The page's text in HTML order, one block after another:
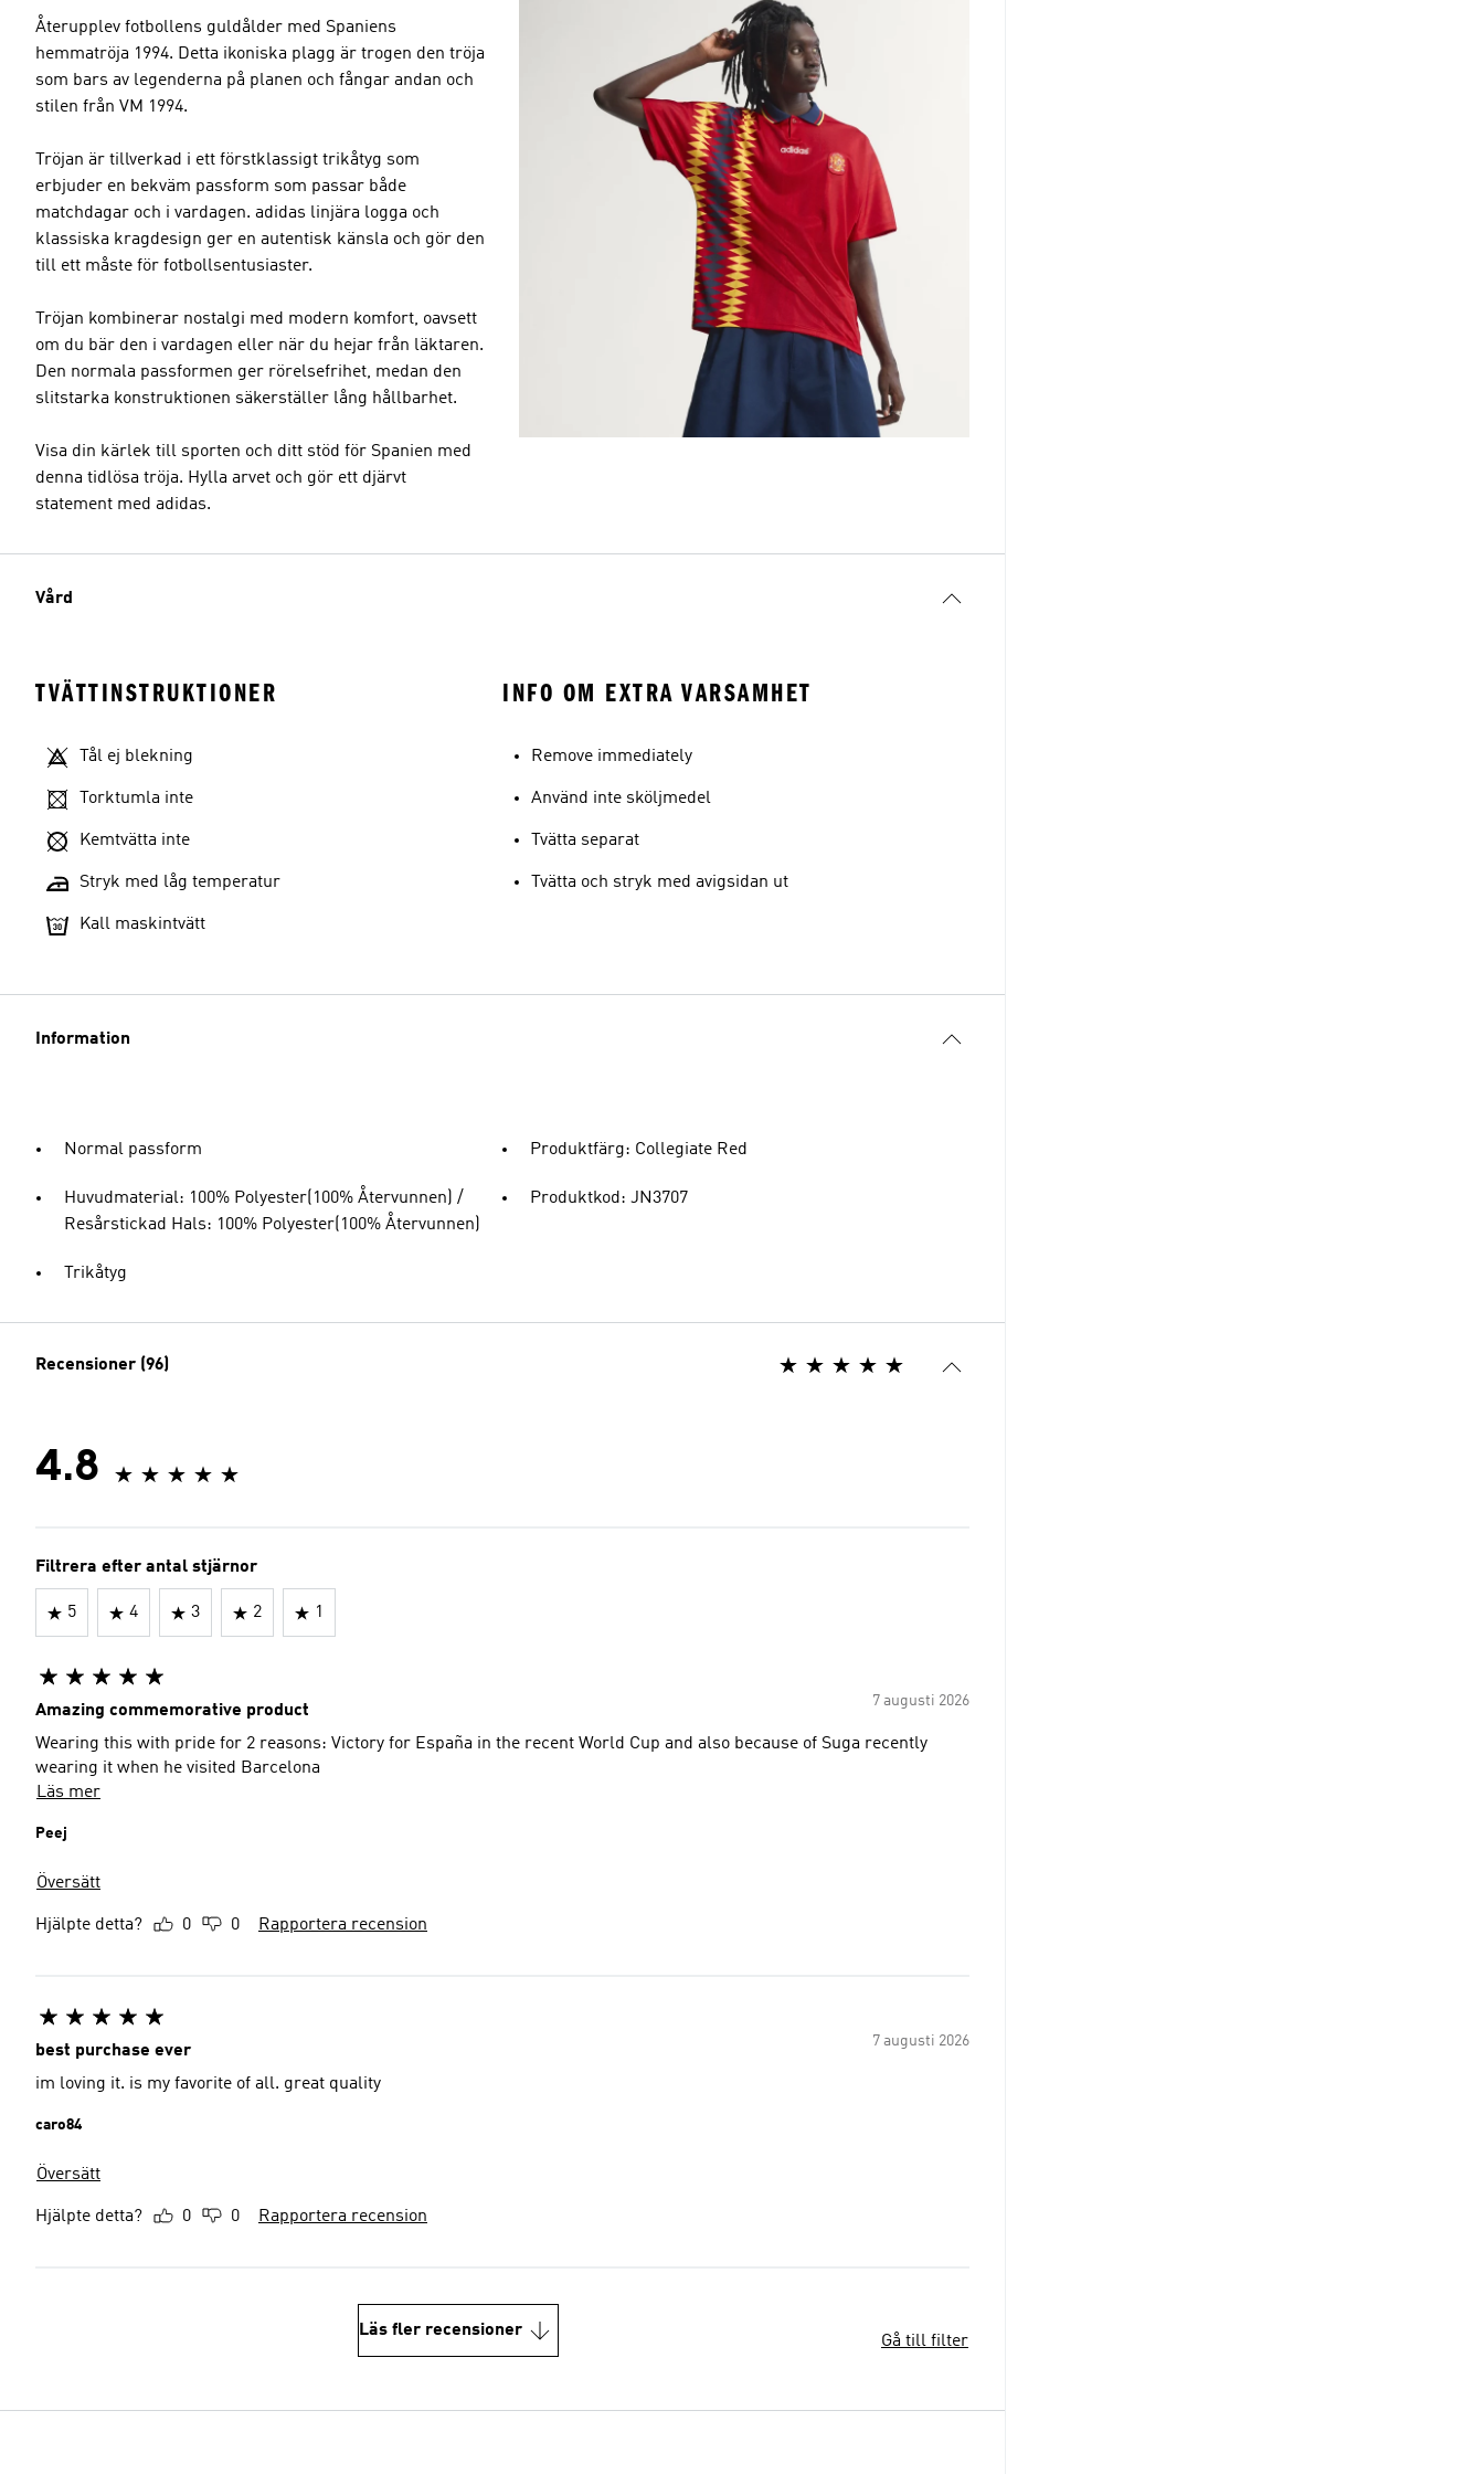
Återupplev fotbollens guldålder med Spaniens
hemmatröja 1994. Detta ikoniska plagg är trogen den tröja
som bars av legenderna på planen och fångar andan och
stilen från VM 1994.
Tröjan är tillverkad i ett förstklassigt trikåtyg som
erbjuder en bekväm passform som passar både
matchdagar och i vardagen. adidas linjära logga och
klassiska kragdesign ger en autentisk känsla och gör den
till ett måste för fotbollsentusiaster.
Tröjan kombinerar nostalgi med modern komfort, oavsett
om du bär den i vardagen eller när du hejar från läktaren.
Den normala passformen ger rörelsefrihet, medan den
slitstarka konstruktionen säkerställer lång hållbarhet.
Visa din kärlek till sporten och ditt stöd för Spanien med
denna tidlösa tröja. Hylla arvet och gör ett djärvt
statement med adidas.
Vård
TVÄTTINSTRUKTIONER
Tål ej blekning
Torktumla inte
Kemtvätta inte
Stryk med låg temperatur
Kall maskintvätt
INFO OM EXTRA VARSAMHET
Remove immediately
Använd inte sköljmedel
Tvätta separat
Tvätta och stryk med avigsidan ut
Information
Normal passform
Huvudmaterial: 100% Polyester(100% Återvunnen) /
Resårstickad Hals: 100% Polyester(100% Återvunnen)
Trikåtyg
Produktfärg: Collegiate Red
Produktkod: JN3707
Recensioner (96)
4.8
Filtrera efter antal stjärnor
5 4 3 2 1
7 augusti 2026
Amazing commemorative product
Wearing this with pride for 2 reasons: Victory for España in the recent World Cup and also because of Suga recently
wearing it when he visited Barcelona
Läs mer
Peej
Översätt
Hjälpte detta? 0 0 Rapportera recension
7 augusti 2026
best purchase ever
im loving it. is my favorite of all. great quality
caro84
Översätt
Hjälpte detta? 0 0 Rapportera recension
Läs fler recensioner
Gå till filter